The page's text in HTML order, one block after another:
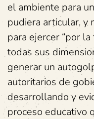
el ambiente para
pudiera articular, y
para ejercer “por
todas sus
generar un
autoritarios de
desarrollando y
proceso educativo